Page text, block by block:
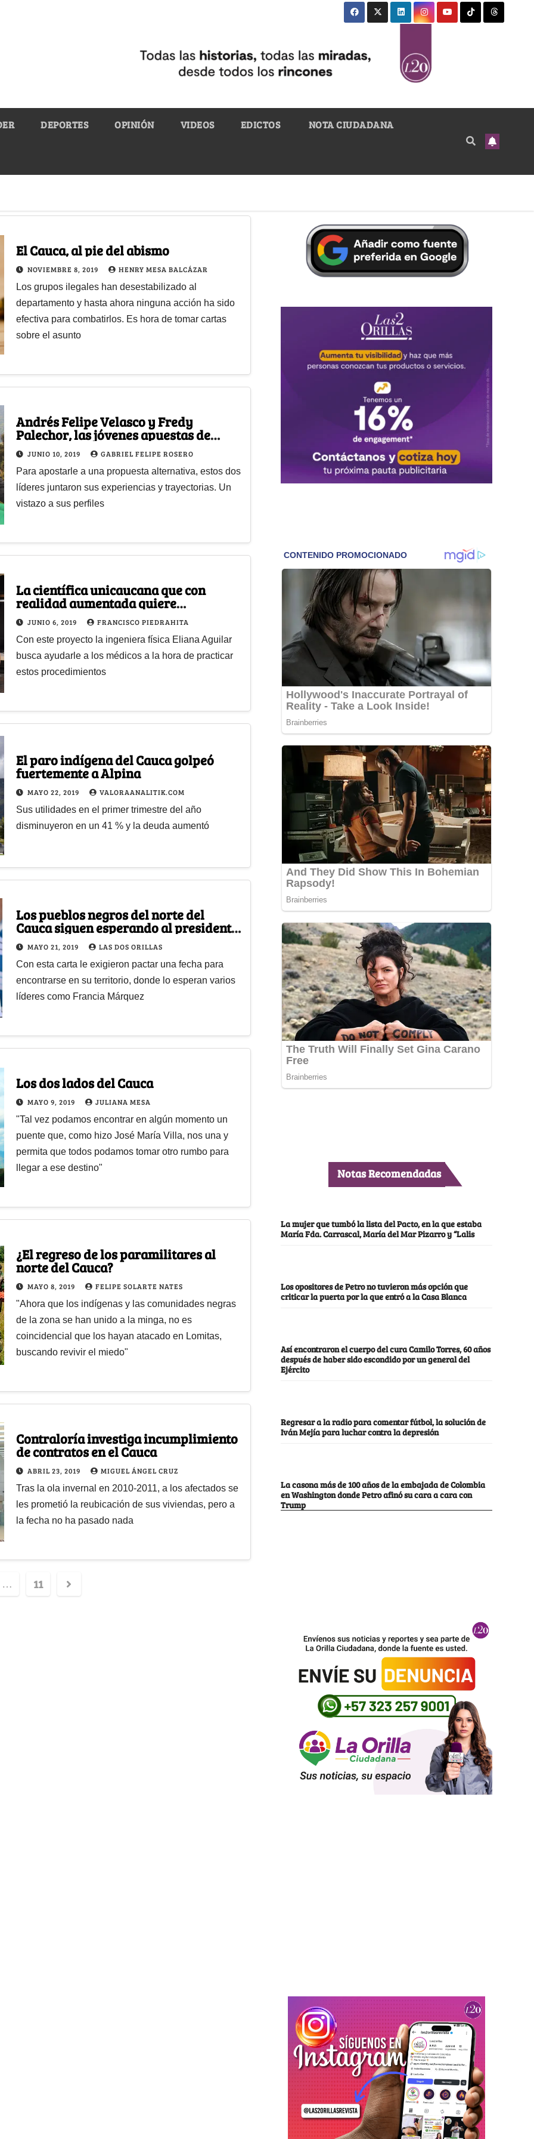
DEPORTES OPINIÓN VIDEOS EDICTOS NOTA CIUDADANA
El Cauca, al pie del abismo
NOVIEMBRE 8, 2019 HENRY MESA BALCÁZAR
Los grupos ilegales han desestabilizado al
departamento y hasta ahora ninguna acción ha sido
efectiva para combatirlos. Es hora de tomar cartas
sobre el asunto
Andrés Felipe Velasco y Fredy
Palechor, las jóvenes apuestas de
Colombia Humana en el Cauca
JUNIO 10, 2019 GABRIEL FELIPE ROSERO
Para apostarle a una propuesta alternativa, estos dos
líderes juntaron sus experiencias y trayectorias. Un
vistazo a sus perfiles
La científica unicaucana que con
realidad aumentada quiere
revolucionar las cirugías
JUNIO 6, 2019 FRANCISCO PIEDRAHITA
Con este proyecto la ingeniera física Eliana Aguilar
busca ayudarle a los médicos a la hora de practicar
estos procedimientos
El paro indígena del Cauca golpeó
fuertemente a Alpina
MAYO 22, 2019 VALORAANALITIK.COM
Sus utilidades en el primer trimestre del año
disminuyeron en un 41 % y la deuda aumentó
Los pueblos negros del norte del
Cauca siguen esperando al presidente
Iván Duque
MAYO 21, 2019 LAS DOS ORILLAS
Con esta carta le exigieron pactar una fecha para
encontrarse en su territorio, donde lo esperan varios
líderes como Francia Márquez
Los dos lados del Cauca
MAYO 9, 2019 JULIANA MESA
"Tal vez podamos encontrar en algún momento un
puente que, como hizo José María Villa, nos una y
permita que todos podamos tomar otro rumbo para
llegar a ese destino"
¿El regreso de los paramilitares al
norte del Cauca?
MAYO 8, 2019 FELIPE SOLARTE NATES
"Ahora que los indígenas y las comunidades negras
de la zona se han unido a la minga, no es
coincidencial que los hayan atacado en Lomitas,
buscando revivir el miedo"
Contraloría investiga incumplimiento
de contratos en el Cauca
ABRIL 23, 2019 MIGUEL ÁNGEL CRUZ
Tras la ola invernal en 2010-2011, a los afectados se
les prometió la reubicación de sus viviendas, pero a
la fecha no ha pasado nada
… 11
Notas Recomendadas
La mujer que tumbó la lista del Pacto, en la que estaba
María Fda. Carrascal, María del Mar Pizarro y “Lalis
Los opositores de Petro no tuvieron más opción que
criticar la puerta por la que entró a la Casa Blanca
Así encontraron el cuerpo del cura Camilo Torres, 60 años
después de haber sido escondido por un general del
Ejército
Regresar a la radio para comentar fútbol, la solución de
Iván Mejía para luchar contra la depresión
La casona más de 100 años de la embajada de Colombia
en Washington donde Petro afinó su cara a cara con
Trump